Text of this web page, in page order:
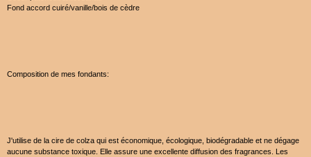
Fond accord cuiré/vanille/bois de cèdre
Composition de mes fondants:
J'utilise de la cire de colza qui est économique, écologique, biodégradable et ne dégage
aucune substance toxique. Elle assure une excellente diffusion des fragrances. Les